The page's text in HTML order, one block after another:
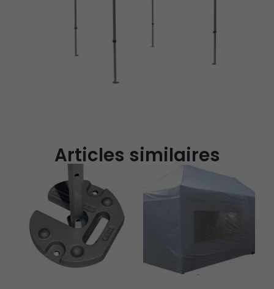
Articles similaires